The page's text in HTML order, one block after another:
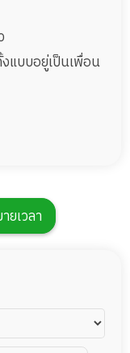
แบบอยู่เป็นเพื่อน
เวลา